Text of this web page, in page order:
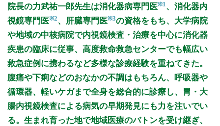
休診日: 日、祝
※診療時間や臨時休診・診療内容等について、事前に必ず医療
機関ホームページ、またはお電話にてご確認ください。
>>病院なびで医療機関の詳細を見る
公式HPはこちら
院長の力武祐一郎先生は消化器病専門医※1、消化器内
視鏡専門医※2、肝臓専門医※3の資格をもち、大学病院
や地域の中核病院で内視鏡検査・治療を中心に消化器
疾患の臨床に従事、高度救命救急センターでも幅広い
救急症例に携わるなど多様な診療経験を重ねてきた。
腹痛や下痢などのおなかの不調はもちろん、呼吸器や
循環器、軽いケガまで全身を総合的に診療し、胃・大
腸内視鏡検査による病気の早期発見にも力を注いでい
る。生まれ育った地で地域医療のバトンを受け継ぎ、